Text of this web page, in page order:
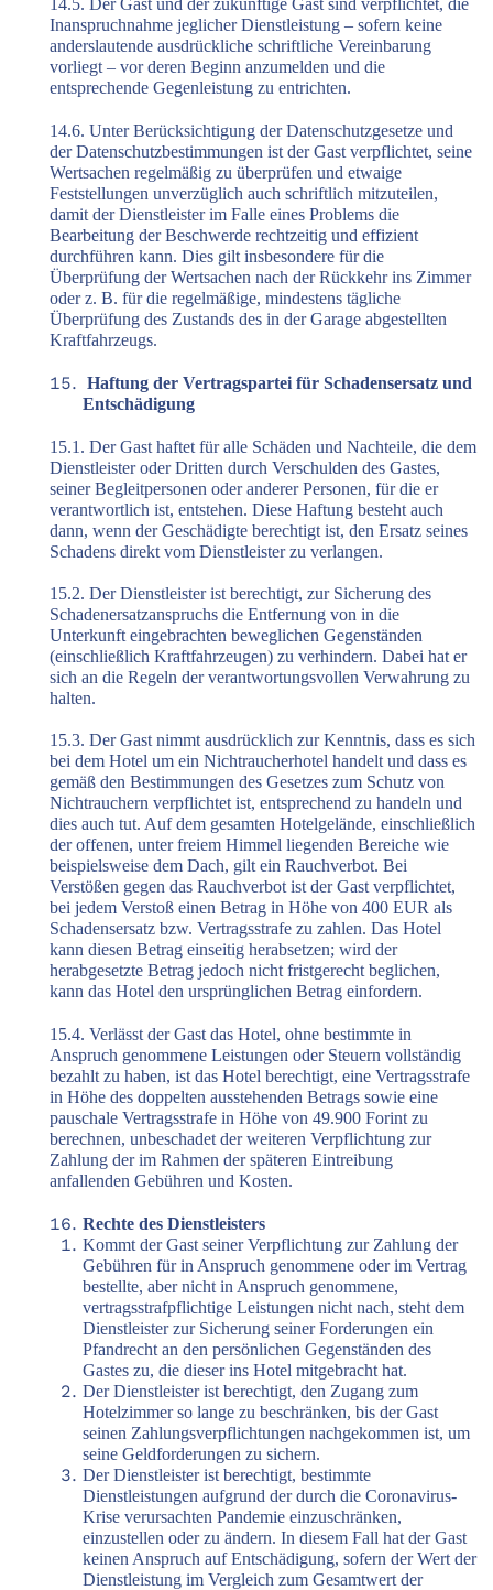
14.5. Der Gast und der zukünftige Gast sind verpflichtet, die
Inanspruchnahme jeglicher Dienstleistung – sofern keine
anderslautende ausdrückliche schriftliche Vereinbarung
vorliegt – vor deren Beginn anzumelden und die
entsprechende Gegenleistung zu entrichten.
14.6. Unter Berücksichtigung der Datenschutzgesetze und
der Datenschutzbestimmungen ist der Gast verpflichtet, seine
Wertsachen regelmäßig zu überprüfen und etwaige
Feststellungen unverzüglich auch schriftlich mitzuteilen,
damit der Dienstleister im Falle eines Problems die
Bearbeitung der Beschwerde rechtzeitig und effizient
durchführen kann. Dies gilt insbesondere für die
Überprüfung der Wertsachen nach der Rückkehr ins Zimmer
oder z. B. für die regelmäßige, mindestens tägliche
Überprüfung des Zustands des in der Garage abgestellten
Kraftfahrzeugs.
Haftung der Vertragspartei für Schadensersatz und
Entschädigung
15.1. Der Gast haftet für alle Schäden und Nachteile, die dem
Dienstleister oder Dritten durch Verschulden des Gastes,
seiner Begleitpersonen oder anderer Personen, für die er
verantwortlich ist, entstehen. Diese Haftung besteht auch
dann, wenn der Geschädigte berechtigt ist, den Ersatz seines
Schadens direkt vom Dienstleister zu verlangen.
15.2. Der Dienstleister ist berechtigt, zur Sicherung des
Schadenersatzanspruchs die Entfernung von in die
Unterkunft eingebrachten beweglichen Gegenständen
(einschließlich Kraftfahrzeugen) zu verhindern. Dabei hat er
sich an die Regeln der verantwortungsvollen Verwahrung zu
halten.
15.3. Der Gast nimmt ausdrücklich zur Kenntnis, dass es sich
bei dem Hotel um ein Nichtraucherhotel handelt und dass es
gemäß den Bestimmungen des Gesetzes zum Schutz von
Nichtrauchern verpflichtet ist, entsprechend zu handeln und
dies auch tut. Auf dem gesamten Hotelgelände, einschließlich
der offenen, unter freiem Himmel liegenden Bereiche wie
beispielsweise dem Dach, gilt ein Rauchverbot. Bei
Verstößen gegen das Rauchverbot ist der Gast verpflichtet,
bei jedem Verstoß einen Betrag in Höhe von 400 EUR als
Schadensersatz bzw. Vertragsstrafe zu zahlen. Das Hotel
kann diesen Betrag einseitig herabsetzen; wird der
herabgesetzte Betrag jedoch nicht fristgerecht beglichen,
kann das Hotel den ursprünglichen Betrag einfordern.
15.4. Verlässt der Gast das Hotel, ohne bestimmte in
Anspruch genommene Leistungen oder Steuern vollständig
bezahlt zu haben, ist das Hotel berechtigt, eine Vertragsstrafe
in Höhe des doppelten ausstehenden Betrags sowie eine
pauschale Vertragsstrafe in Höhe von 49.900 Forint zu
berechnen, unbeschadet der weiteren Verpflichtung zur
Zahlung der im Rahmen der späteren Eintreibung
anfallenden Gebühren und Kosten.
Rechte des Dienstleisters
Kommt der Gast seiner Verpflichtung zur Zahlung der
Gebühren für in Anspruch genommene oder im Vertrag
bestellte, aber nicht in Anspruch genommene,
vertragsstrafpflichtige Leistungen nicht nach, steht dem
Dienstleister zur Sicherung seiner Forderungen ein
Pfandrecht an den persönlichen Gegenständen des
Gastes zu, die dieser ins Hotel mitgebracht hat.
Der Dienstleister ist berechtigt, den Zugang zum
Hotelzimmer so lange zu beschränken, bis der Gast
seinen Zahlungsverpflichtungen nachgekommen ist, um
seine Geldforderungen zu sichern.
Der Dienstleister ist berechtigt, bestimmte
Dienstleistungen aufgrund der durch die Coronavirus-
Krise verursachten Pandemie einzuschränken,
einzustellen oder zu ändern. In diesem Fall hat der Gast
keinen Anspruch auf Entschädigung, sofern der Wert der
Dienstleistung im Vergleich zum Gesamtwert der